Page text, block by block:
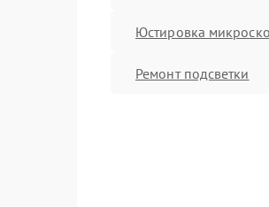
Юстировка
Ремонт подсветки